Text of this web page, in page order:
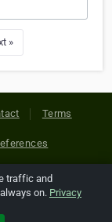
»
Terms
Reserved. All
copyright of
traffic and
on. Privacy